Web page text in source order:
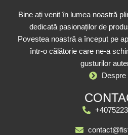
Bine ați venit în lumea noastră
dedicată pasionaților de
Povestea noastră a început pe
într-o călătorie care ne-a
gusturilor
Despre